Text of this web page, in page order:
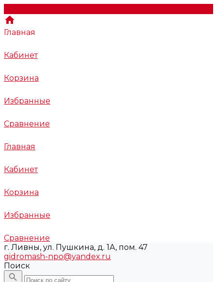
Главная
Кабинет
Корзина
Избранные
Сравнение
Главная
Кабинет
Корзина
Избранные
Сравнение
г. Ливны, ул. Пушкина, д. 1А, пом. 47
gidromash-npo@yandex.ru
Поиск